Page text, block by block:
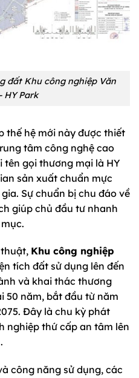
đất Khu công nghiệp Văn
HY Park
thế hệ mới này được thiết
tâm công nghệ cao
tên gọi thương mại là HY
sản xuất chuẩn mực
Sự chuẩn bị chu đáo về
giúp chủ đầu tư nhanh
Khu công nghiệp
tích đất sử dụng lên đến
và khai thác thương
50 năm, bắt đầu từ năm
Đây là chu kỳ phát
nghiệp thứ cấp an tâm lên
công năng sử dụng, các